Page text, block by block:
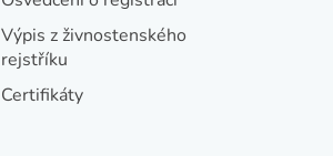
Výpis z živnostenského
rejstříku
Certifikáty